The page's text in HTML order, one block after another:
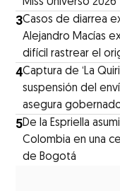
Miss Universo 2026
3Casos de diarrea
Alejandro Macías
difícil rastrear el
4Captura de ‘La
suspensión del
asegura
5De la Espriella
Colombia en una
de Bogotá